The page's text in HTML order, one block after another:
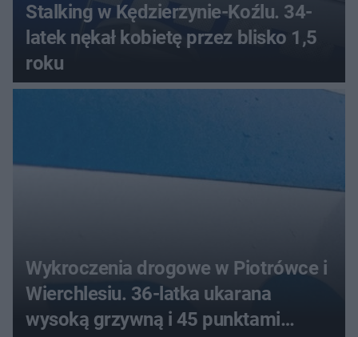
Stalking w Kędzierzynie-Koźlu. 34-
latek nękał kobietę przez blisko 1,5
roku
Wykroczenia drogowe w Piotrówce i
Wierchlesiu. 36-latka ukarana
wysoką grzywną i 45 punktami